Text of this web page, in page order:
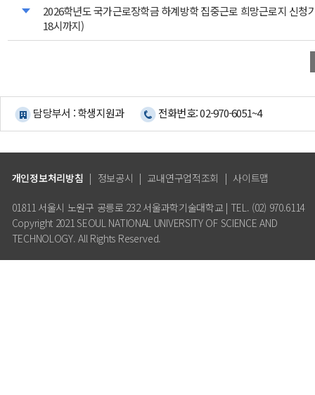
2026학년도 국가근로장학금 하계방학 집중근로 희망근로지 신청
18시까지)
담당부서 : 학생지원과 전화번호: 02-970-6051~4
개인정보처리방침 | 정보공시 | 교내연구업적조회 | 사이트맵
01811 서울시 노원구 공릉로 232 서울과학기술대학교 | TEL. (02) 970.6114
Copyright 2021 SEOUL NATIONAL UNIVERSITY OF SCIENCE AND
TECHNOLOGY. All Rights Reserved.